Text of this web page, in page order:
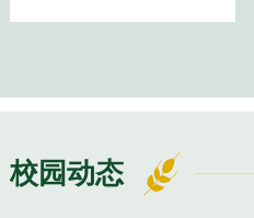
谱（SWIR-HSI）的小麦赤霉
校园动态